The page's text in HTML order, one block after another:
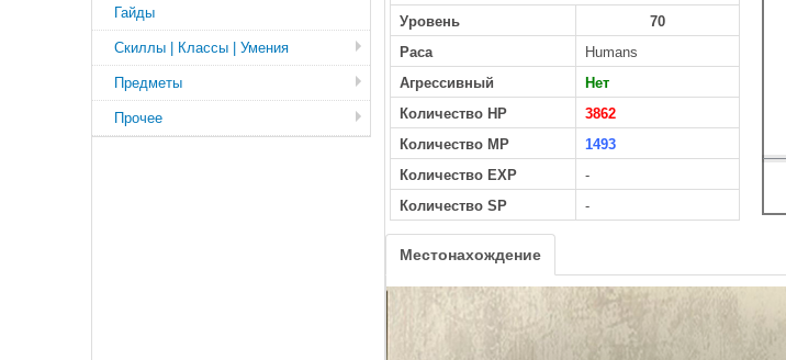
Уровень
70
Раса
Humans
Агрессивный
Нет
Количество HP
3862
Количество MP
1493
Количество EXP
-
Количество SP
-
Местонахождение
Гайды
Скиллы | Классы | Умения
Предметы
Прочее